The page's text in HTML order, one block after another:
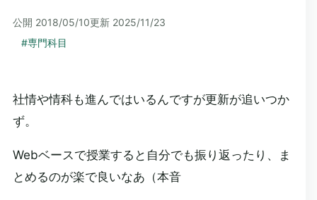
公開 2018/05/10更新 2025/11/23
#専門科目
社情や情科も進んではいるんですが更新が追いつか
ず。
Webベースで授業すると自分でも振り返ったり、ま
とめるのが楽で良いなあ（本音